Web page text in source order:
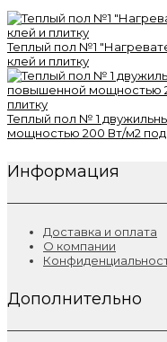
Теплый пол №1
клей и плитку
Теплый пол № 1
мощностью 200 Вт/м2 под
Информация
Доставка и оплата
О компании
Дополнительно